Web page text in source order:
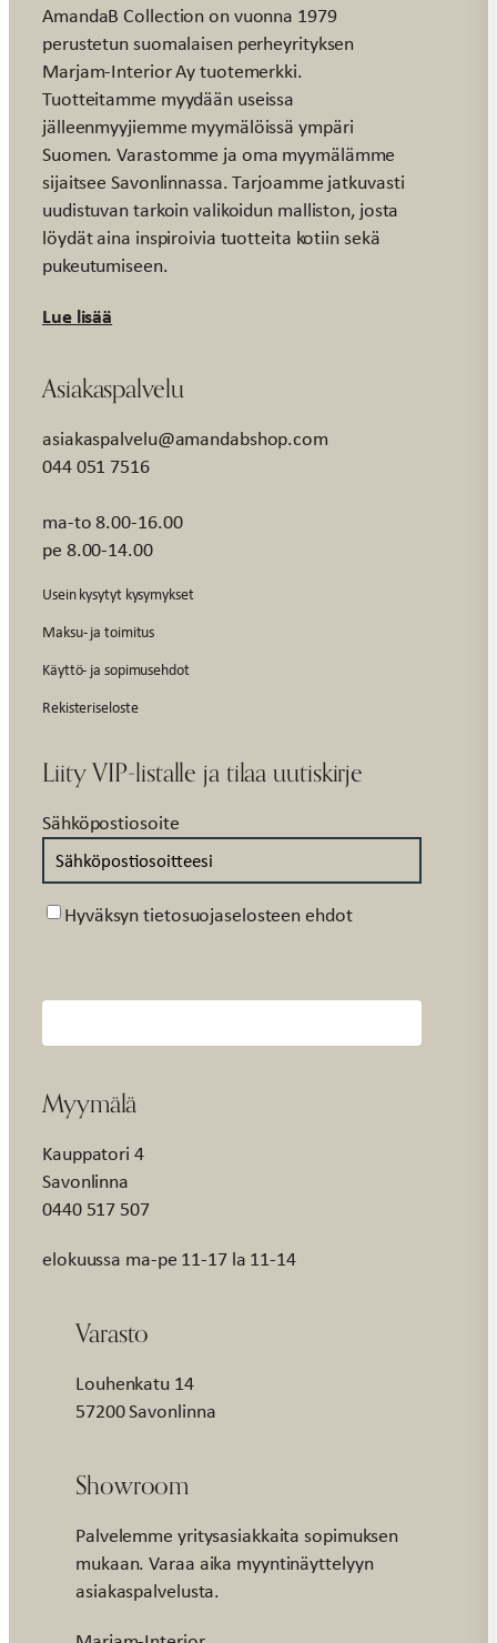
AmandaB Collection on vuonna 1979
perustetun suomalaisen perheyrityksen
Marjam-Interior Ay tuotemerkki.
Tuotteitamme myydään useissa
jälleenmyyjiemme myymälöissä ympäri
Suomen. Varastomme ja oma myymälämme
sijaitsee Savonlinnassa. Tarjoamme jatkuvasti
uudistuvan tarkoin valikoidun malliston, josta
löydät aina inspiroivia tuotteita kotiin sekä
pukeutumiseen.
Lue lisää
Asiakaspalvelu
asiakaspalvelu@amandabshop.com
044 051 7516
ma-to 8.00-16.00
pe 8.00-14.00
Usein kysytyt kysymykset
Maksu- ja toimitus
Käyttö- ja sopimusehdot
Rekisteriseloste
Liity VIP-listalle ja tilaa uutiskirje
Sähköpostiosoite
Suostumus
Hyväksyn tietosuojaselosteen ehdot
Myymälä
Kauppatori 4
Savonlinna
0440 517 507
elokuussa ma-pe 11-17 la 11-14
Varasto
Louhenkatu 14
57200 Savonlinna
Showroom
Palvelemme yritysasiakkaita sopimuksen
mukaan. Varaa aika myyntinäyttelyyn
asiakaspalvelusta.